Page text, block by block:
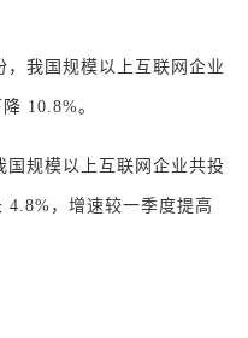
我国规模以上互联网企业
10.8%。
规模以上互联网企业共投
4.8%，增速较一季度提高